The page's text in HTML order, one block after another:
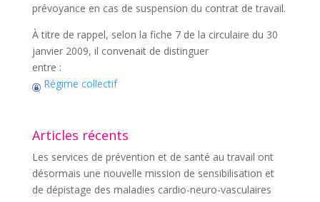
prévoyance en cas de suspension du contrat de travail.
À titre de rappel, selon la fiche 7 de la circulaire du 30
janvier 2009, il convenait de distinguer
entre :
Régime collectif
Articles récents
Les services de prévention et de santé au travail ont
désormais une nouvelle mission de sensibilisation et
de dépistage des maladies cardio-neuro-vasculaires